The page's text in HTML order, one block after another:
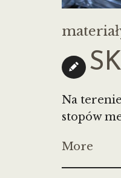
Na
stopów
More